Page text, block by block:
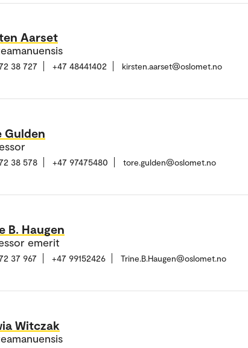
Aarset
38 727 +47 48441402 kirsten.aarset@oslomet.no
Gulden
38 578 +47 97475480 tore.gulden@oslomet.no
B. Haugen
emerit
37 967 +47 99152426 Trine.B.Haugen@oslomet.no
Witczak